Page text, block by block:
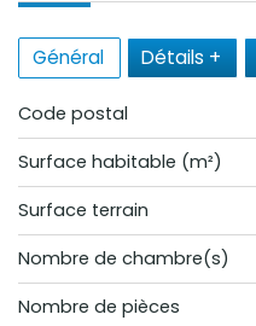
Général Détails +
Code postal
Surface habitable (m²)
surface terrain
Nombre de chambre(s)
Nombre de pièces